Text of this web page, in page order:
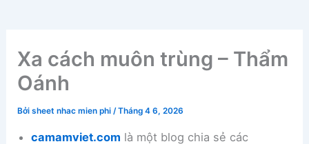
Xa cách muôn trùng – Thẩm
Oánh
Bởisheet nhac mien phi/Tháng 4 6, 2026
camamviet.com là một blog chia sẻ các